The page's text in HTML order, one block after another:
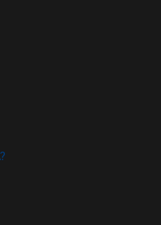
ventana)
en nueva ventana)
en nueva ventana)